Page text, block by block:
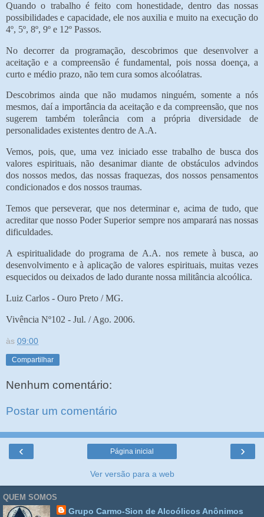
Quando o trabalho é feito com honestidade, dentro das nossas
possibilidades e capacidade, ele nos auxilia e muito na execução do
4º, 5º, 8º, 9º e 12º Passos.
No decorrer da programação, descobrimos que desenvolver a
aceitação e a compreensão é fundamental, pois nossa doença, a
curto e médio prazo, não tem cura somos alcoólatras.
Descobrimos ainda que não mudamos ninguém, somente a nós
mesmos, daí a importância da aceitação e da compreensão, que nos
sugerem também tolerância com a própria diversidade de
personalidades existentes dentro de A.A.
Vemos, pois, que, uma vez iniciado esse trabalho de busca dos
valores espirituais, não desanimar diante de obstáculos advindos
dos nossos medos, das nossas fraquezas, dos nossos pensamentos
condicionados e dos nossos traumas.
Temos que perseverar, que nos determinar e, acima de tudo, que
acreditar que nosso Poder Superior sempre nos amparará nas nossas
dificuldades.
A espiritualidade do programa de A.A. nos remete à busca, ao
desenvolvimento e à aplicação de valores espirituais, muitas vezes
esquecidos ou deixados de lado durante nossa militância alcoólica.
Luiz Carlos - Ouro Preto / MG.
Vivência Nº102 - Jul. / Ago. 2006.
às 09:00
Compartilhar
Nenhum comentário:
Postar um comentário
‹ ›
Página inicial
Ver versão para a web
QUEM SOMOS
Grupo Carmo-Sion de Alcoólicos Anônimos